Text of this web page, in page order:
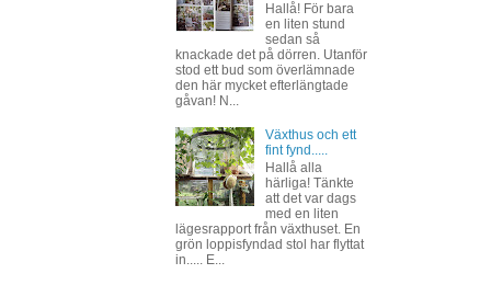
Hallå! För bara
en liten stund
sedan så
knackade det på dörren. Utanför
stod ett bud som överlämnade
den här mycket efterlängtade
gåvan! N...
Växthus och ett
fint fynd.....
Hallå alla
härliga! Tänkte
att det var dags
med en liten
lägesrapport från växthuset. En
grön loppisfyndad stol har flyttat
in..... E...